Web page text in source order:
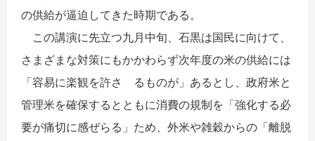
の供給が逼迫してきた時期である。
この講演に先立つ九月中旬、石黒は国民に向けて、
さまざまな対策にもかかわらず次年度の米の供給には
「容易に楽観を許さゞるものが」あるとし、政府米と
管理米を確保するとともに消費の規制を「強化する必
要が痛切に感ぜらる」ため、外米や雑穀からの「離脱